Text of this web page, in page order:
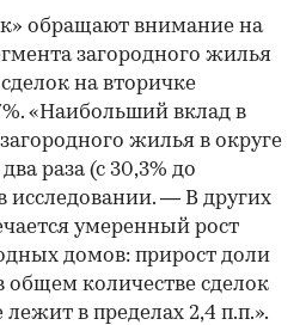
обращают внимание на
загородного жилья
на вторичке
«Наибольший вклад в
жилья в округе
раза (с 30,3% до
исследовании. — В других
умеренный рост
домов: прирост доли
общем количестве сделок
в пределах 2,4 п.п.».